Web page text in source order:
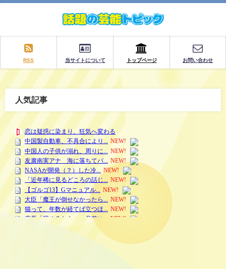
RSS 当サイトについて トップページ お問い合わせ
人気記事